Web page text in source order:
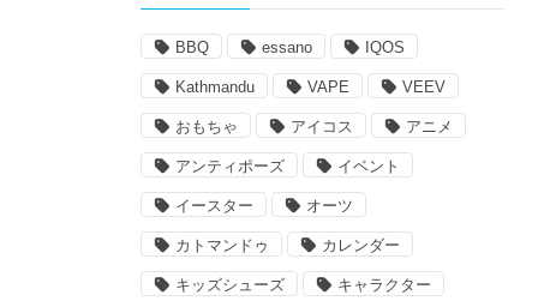
BBQ essano IQOS
Kathmandu VAPE VEEV
おもちゃ アイコス アニメ
アンティポーズ イベント
イースター オーツ
カトマンドゥ カレンダー
キッズシューズ キャラクター